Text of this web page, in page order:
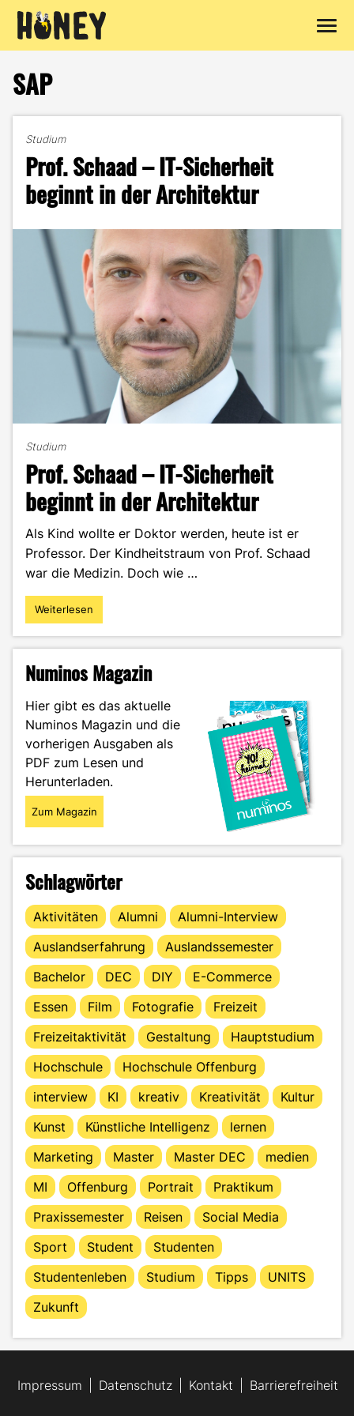
Inhalt
springen
SAP
Studium
Prof. Schaad – IT-Sicherheit
beginnt in der Architektur
Studium
Prof. Schaad – IT-Sicherheit
beginnt in der Architektur
Als Kind wollte er Doktor werden, heute ist er
Professor. Der Kindheitstraum von Prof. Schaad
war die Medizin. Doch wie …
"Prof.
Schaad
Sicherheit
in
der
Architektur"
Weiterlesen
Numinos Magazin
Hier gibt es das aktuelle
Numinos Magazin und die
vorherigen Ausgaben als
PDF zum Lesen und
Herunterladen.
Zum Magazin
Schlagwörter
Aktivitäten Alumni
Alumni-Interview
Auslandserfahrung
Auslandssemester
Bachelor
DEC DIY
E-Commerce
Essen
Film Fotografie
Freizeit
Freizeitaktivität
Gestaltung
Hauptstudium
Hochschule
Hochschule Offenburg
interview
KI kreativ Kreativität
Kultur
Kunst
Künstliche Intelligenz
lernen
Marketing
Master Master DEC
medien
MI
Offenburg Portrait
Praktikum
Praxissemester
Reisen
Social Media
Sport
Student
Studenten
Studentenleben
Studium Tipps
UNITS
Zukunft
Impressum Datenschutz Kontakt Barrierefreiheit